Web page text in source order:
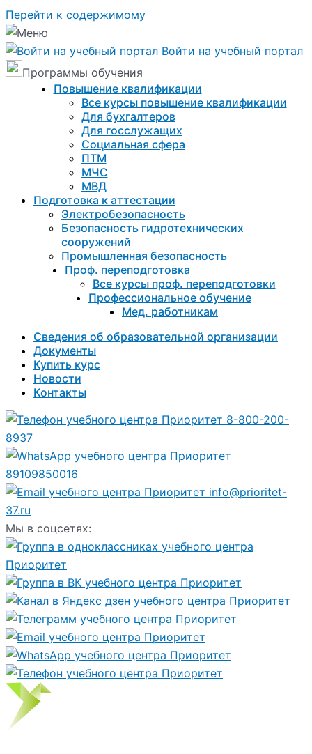
Перейти к содержимому
Войти на учебный портал
Программы обучения
Повышение квалификации
Все курсы повышение квалификации
Для бухгалтеров
Для госслужащих
Социальная сфера
ПТМ
МЧС
МВД
Подготовка к aттестации
Электробезопасность
Безопасность гидротехнических
сооружений
Промышленная безопасность
Проф. переподготовка
Все курсы проф. переподготовки
Профессиональное обучение
Мед. работникам
Сведения об образовательной организации
Документы
Купить курс
Новости
Контакты
8-800-200-
8937
89109850016
info@prioritet-
37.ru
Мы в соцсетях: